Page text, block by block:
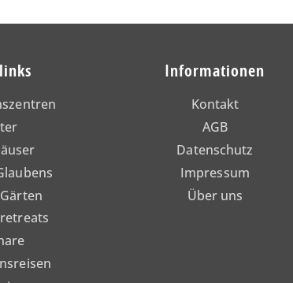
Informationen
Kontakt
AGB
Datenschutz
Impressum
Über uns